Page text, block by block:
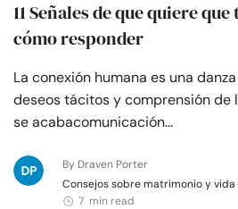
11 Señales de que quiere
cómo responder
La conexión humana es una
deseos tácitos y comprensión de
se acabacomunicación…
By Draven Porter
Consejos sobre matrimonio y
7 min read